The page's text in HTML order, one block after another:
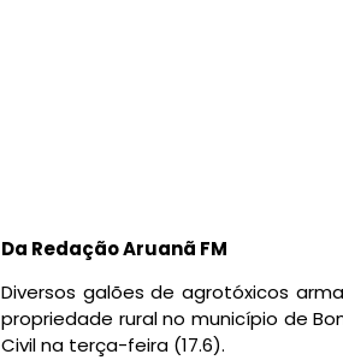
Da Redação Aruanã FM
Diversos galões de agrotóxicos
propriedade rural no município de
Civil na terça-feira (17.6).